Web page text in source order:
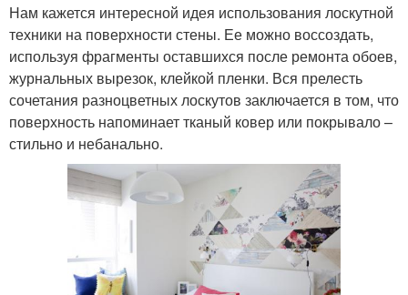
Нам кажется интересной идея использования лоскутной
техники на поверхности стены. Ее можно воссоздать,
используя фрагменты оставшихся после ремонта обоев,
журнальных вырезок, клейкой пленки. Вся прелесть
сочетания разноцветных лоскутов заключается в том, что
поверхность напоминает тканый ковер или покрывало –
стильно и небанально.